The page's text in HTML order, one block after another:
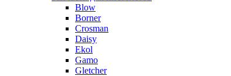
Blow
Borner
Crosman
Daisy
Ekol
Gamo
Gletcher